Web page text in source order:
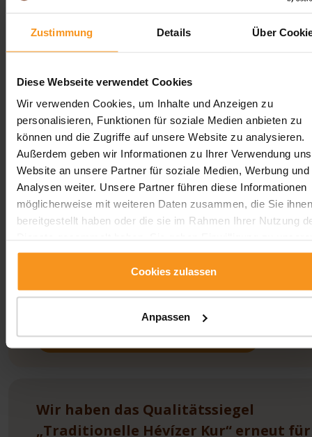
Zustimmung Details Über
Diese Webseite verwendet Cookies
Wir verwenden Cookies, um Inhalte und Anzeigen zu
personalisieren, Funktionen für soziale Medien anbieten zu
können und die Zugriffe auf unsere Website zu analysieren.
Außerdem geben wir Informationen zu Ihrer Verwendung
Website an unsere Partner für soziale Medien, Werbung und
Analysen weiter. Unsere Partner führen diese Informationen
möglicherweise mit weiteren Daten zusammen, die Sie ihnen
bereitgestellt haben oder die sie im Rahmen Ihrer Nutzung
Cookies, wenn Sie unsere Webseite weiterhin nutzen.
Cookies zulassen
Anpassen
Zimmerreservierung:
+3683501149
Buchen Sie jetzt Ihren exklusiven
Urlaub!
August
10
August
PREISE ÜBERPRÜFEN
Wir haben das Qualitätssiegel
„Traditionelle Hévízer Kur“ erneut für